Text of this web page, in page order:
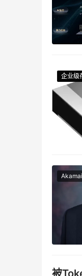
企业级
企业级
企业级
企业级
Akamai